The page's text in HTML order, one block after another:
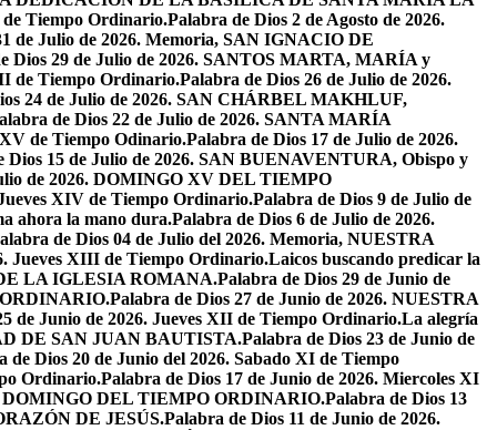
de Tiempo Ordinario.Palabra de Dios 2 de Agosto de 2026.
de Julio de 2026. Memoria, SAN IGNACIO DE
Dios 29 de Julio de 2026. SANTOS MARTA, MARÍA y
de Tiempo Ordinario.Palabra de Dios 26 de Julio de 2026.
24 de Julio de 2026. SAN CHÁRBEL MAKHLUF,
de Dios 22 de Julio de 2026. SANTA MARÍA
de Tiempo Odinario.Palabra de Dios 17 de Julio de 2026.
Dios 15 de Julio de 2026. SAN BUENAVENTURA, Obispo y
de 2026. DOMINGO XV DEL TIEMPO
XIV de Tiempo Ordinario.Palabra de Dios 9 de Julio de
ahora la mano dura.Palabra de Dios 6 de Julio de 2026.
de Dios 04 de Julio del 2026. Memoria, NUESTRA
Jueves XIII de Tiempo Ordinario.Laicos buscando predicar la
LA IGLESIA ROMANA.Palabra de Dios 29 de Junio de
Palabra de Dios 27 de Junio de 2026. NUESTRA
de Junio de 2026. Jueves XII de Tiempo Ordinario.La alegría
DE SAN JUAN BAUTISTA.Palabra de Dios 23 de Junio de
de Dios 20 de Junio del 2026. Sabado XI de Tiempo
Ordinario.Palabra de Dios 17 de Junio de 2026. Miercoles XI
DOMINGO DEL TIEMPO ORDINARIO.Palabra de Dios 13
DE JESÚS.Palabra de Dios 11 de Junio de 2026.